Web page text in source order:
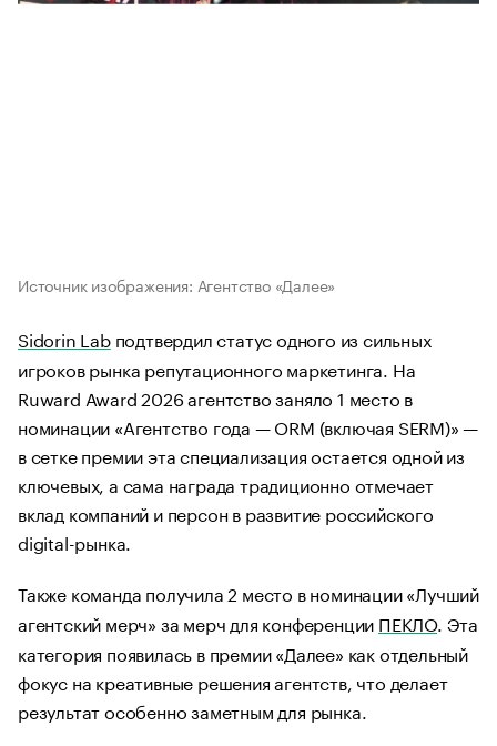
Источник изображения: Агентство «Далее»
Sidorin Labподтвердил статус одного из сильных
игроков рынка репутационного маркетинга. На
Ruward Award 2026 агентство заняло 1 место в
номинации «Агентство года — ORM (включая SERM)» —
в сетке премии эта специализация остается одной из
ключевых, а сама награда традиционно отмечает
вклад компаний и персон в развитие российского
digital-рынка.
Также команда получила 2 место в номинации «Лучший
агентский мерч» за мерч для конференции ПЕКЛО. Эта
категория появилась в премии «Далее» как отдельный
фокус на креативные решения агентств, что делает
результат особенно заметным для рынка.